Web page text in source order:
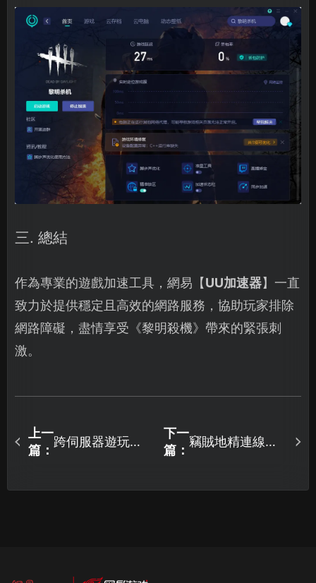
三. 總結
作為專業的遊戲加速工具，網易【UU加速器】一直
致力於提供穩定且高效的網路服務，協助玩家排除
網路障礙，盡情享受《黎明殺機》帶來的緊張刺
激。
上一
篇：
跨伺服器遊玩不
帶給你順暢的連
下一
篇：
竊賊地精連線失